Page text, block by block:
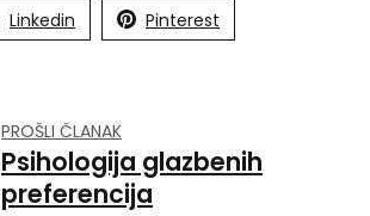
Linkedin Pinterest
PROŠLI ČLANAK
Psihologija glazbenih
preferencija